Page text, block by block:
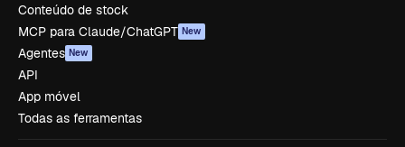
Conteúdo de stock
MCP para Claude/ChatGPT New
Agentes New
API
App móvel
Todas as ferramentas